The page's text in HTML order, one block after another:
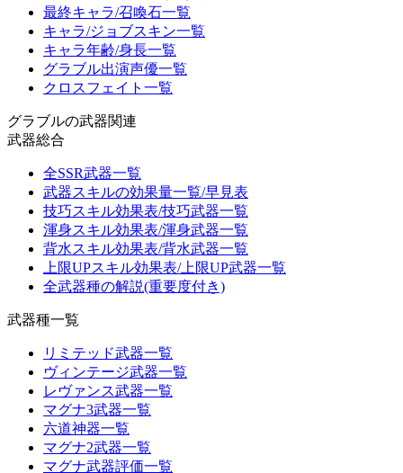
最終キャラ/召喚石一覧
キャラ/ジョブスキン一覧
キャラ年齢/身長一覧
グラブル出演声優一覧
クロスフェイト一覧
グラブルの武器関連
武器総合
全SSR武器一覧
武器スキルの効果量一覧/早見表
技巧スキル効果表/技巧武器一覧
渾身スキル効果表/渾身武器一覧
背水スキル効果表/背水武器一覧
上限UPスキル効果表/上限UP武器一覧
全武器種の解説(重要度付き)
武器種一覧
リミテッド武器一覧
ヴィンテージ武器一覧
レヴァンス武器一覧
マグナ3武器一覧
六道神器一覧
マグナ2武器一覧
マグナ武器評価一覧